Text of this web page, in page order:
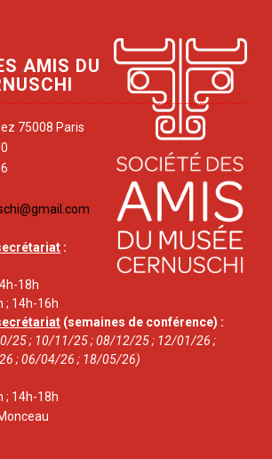
AMIS DU
75008 Paris
:
18h
; 14h-16h
(semaines de conférence) :
25 ; 10/11/25 ; 08/12/25 ; 12/01/26 ;
; 06/04/26 ; 18/05/26)
; 14h-18h